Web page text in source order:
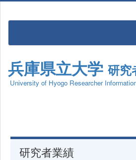
兵庫県立大学 研究
University of Hyogo Researcher
研究者業績